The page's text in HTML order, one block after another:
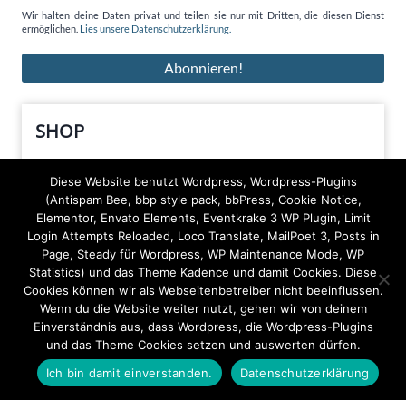
Wir halten deine Daten privat und teilen sie nur mit Dritten, die diesen Dienst
ermöglichen. Lies unsere Datenschutzerklärung.
SHOP
Bücher 5
5
Produkte
Bürobedarf 1
1
Produkt
Kleidung 4
4
Produkte
Kunstdrucke 44
44
Produkte
1
Diese Website benutzt Wordpress, Wordpress-Plugins
(Antispam Bee, bbp style pack, bbPress, Cookie Notice,
Elementor, Envato Elements, Eventkrake 3 WP Plugin, Limit
Login Attempts Reloaded, Loco Translate, MailPoet 3, Posts in
Page, Steady für Wordpress, WP Maintenance Mode, WP
Statistics) und das Theme Kadence und damit Cookies. Diese
Cookies können wir als Webseitenbetreiber nicht beeinflussen.
Wenn du die Website weiter nutzt, gehen wir von deinem
Einverständnis aus, dass Wordpress, die Wordpress-Plugins
und das Theme Cookies setzen und auswerten dürfen.
Ich bin damit einverstanden.
Datenschutzerklärung